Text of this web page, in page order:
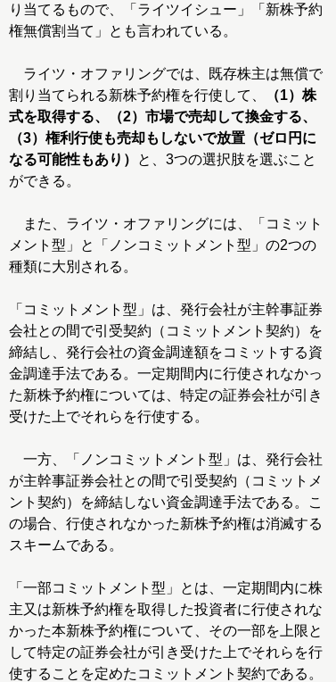
り当てるもので、「ライツイシュー」「新株予約
権無償割当て」とも言われている。
ライツ・オファリングでは、既存株主は無償で
割り当てられる新株予約権を行使して、
（1）株
式を取得する、（2）市場で売却して換金する、
（3）権利行使も売却もしないで放置（ゼロ円に
なる可能性もあり）
と、3つの選択肢を選ぶこと
ができる。
また、ライツ・オファリングには、「コミット
メント型」と「ノンコミットメント型」の2つの
種類に大別される。
「コミットメント型」は、発行会社が主幹事証券
会社との間で引受契約（コミットメント契約）を
締結し、発行会社の資金調達額をコミットする資
金調達手法である。一定期間内に行使されなかっ
た新株予約権については、特定の証券会社が引き
受けた上でそれらを行使する。
一方、「ノンコミットメント型」は、発行会社
が主幹事証券会社との間で引受契約（コミットメ
ント契約）を締結しない資金調達手法である。こ
の場合、行使されなかった新株予約権は消滅する
スキームである。
「一部コミットメント型」とは、一定期間内に株
主又は新株予約権を取得した投資者に行使されな
かった本新株予約権について、その一部を上限と
して特定の証券会社が引き受けた上でそれらを行
使することを定めたコミットメント契約である。